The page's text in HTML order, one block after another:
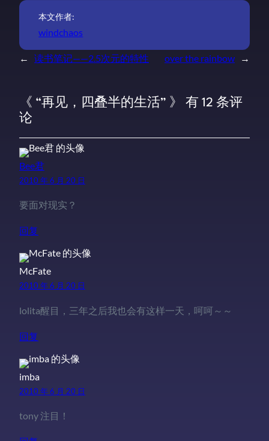
本文作者:
windchaos
← 读书笔记——2.5次元的特性 over the rainbow →
《 “再见，四叠半的生活” 》 有 12 条评
论
Bee君
2010 年 6 月 20 日
要面对现实？
回复
McFate
2010 年 6 月 20 日
lolita醒目，三年之后我也会有这样一天，呵呵～～
回复
imba
2010 年 6 月 20 日
tony 注目！